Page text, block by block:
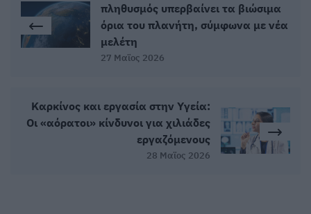
πληθυσμός υπερβαίνει τα βιώσιμα
όρια του πλανήτη, σύμφωνα με νέα
μελέτη
27 Μαϊος 2026
Καρκίνος και εργασία στην Υγεία:
Οι «αόρατοι» κίνδυνοι για χιλιάδες
εργαζόμενους
28 Μαϊος 2026